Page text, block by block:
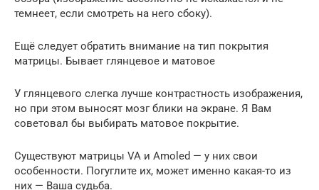
темнеет, если смотреть на него сбоку).
Ещё следует обратить внимание на тип покрытия
матрицы. Бывает глянцевое и матовое
У глянцевого слегка лучше контрастность изображения,
но при этом выносят мозг блики на экране. Я Вам
советовал бы выбирать матовое покрытие.
Существуют матрицы VA и Amoled — у них свои
особенности. Погуглите их, может именно какая-то из
них — Ваша судьба.